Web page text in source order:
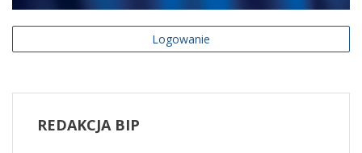
Logowanie
REDAKCJABIP